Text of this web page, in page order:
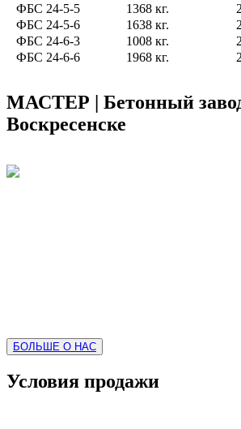
ФБС 24-5-5
1368 кг.
ФБС 24-5-6
1638 кг.
ФБС 24-6-3
1008 кг.
ФБС 24-6-6
1968 кг.
МАСТЕР | Бетонный
Воскресенске
БОЛЬШЕ О НАС
Условия продажи